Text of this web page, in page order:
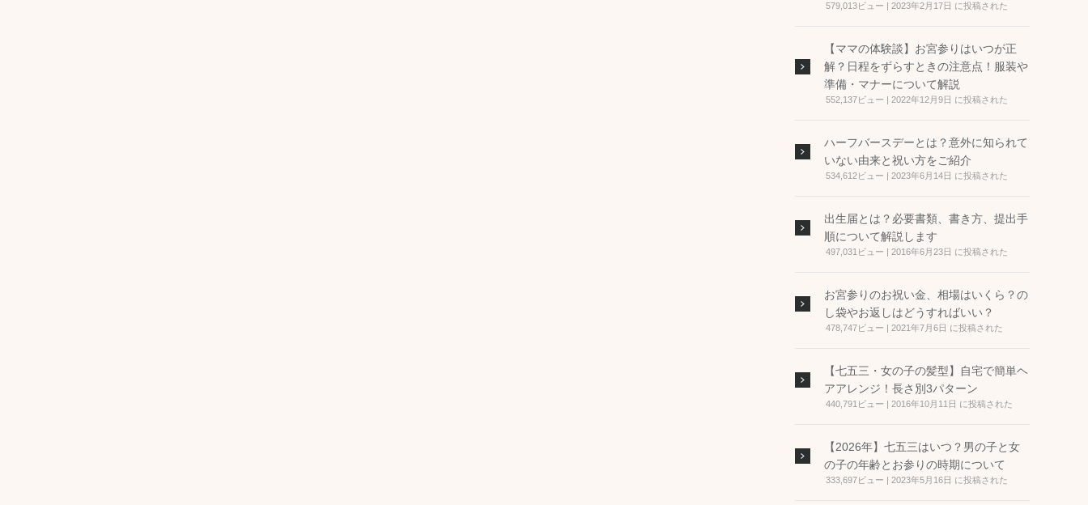
579,013ビュー | 2023年2月17日 に投稿された
【ママの体験談】お宮参りはいつが正
解？日程をずらすときの注意点！服装や
準備・マナーについて解説
552,137ビュー | 2022年12月9日 に投稿された
ハーフバースデーとは？意外に知られて
いない由来と祝い方をご紹介
534,612ビュー | 2023年6月14日 に投稿された
出生届とは？必要書類、書き方、提出手
順について解説します
497,031ビュー | 2016年6月23日 に投稿された
お宮参りのお祝い金、相場はいくら？の
し袋やお返しはどうすればいい？
478,747ビュー | 2021年7月6日 に投稿された
【七五三・女の子の髪型】自宅で簡単ヘ
アアレンジ！長さ別3パターン
440,791ビュー | 2016年10月11日 に投稿された
【2026年】七五三はいつ？男の子と女
の子の年齢とお参りの時期について
333,697ビュー | 2023年5月16日 に投稿された